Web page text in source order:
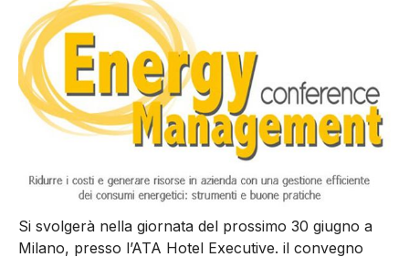
Si svolgerà nella giornata del prossimo 30 giugno a
Milano, presso l’ATA Hotel Executive. il convegno